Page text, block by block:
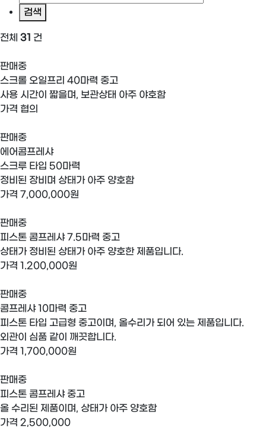
검색
전체 31 건
판매중
스크롤 오일프리 40마력 중고
사용 시간이 짧을며, 보관상태 아주 야호함
가격 협의
판매중
에어콤프레샤
스크루 타입 50마력
정비된 장비며 상태가 아주 양호함
가격 7,000,000원
판매중
피스톤 콤프레샤 7.5마력 중고
상태가 정비된 상태가 아주 양호한 제품입니다.
가격 1.200,000원
판매중
콤프레샤 10마력 중고
피스톤 타입 고급형 중고이며, 올수리가 되어 있는 제품입니다.
외관이 심품 같이 깨끗합니다.
가격 1,700,000원
판매중
피스톤 콤프레샤 중고
올 수리된 제품이며, 상태가 아주 양호함
가격 2,500,000